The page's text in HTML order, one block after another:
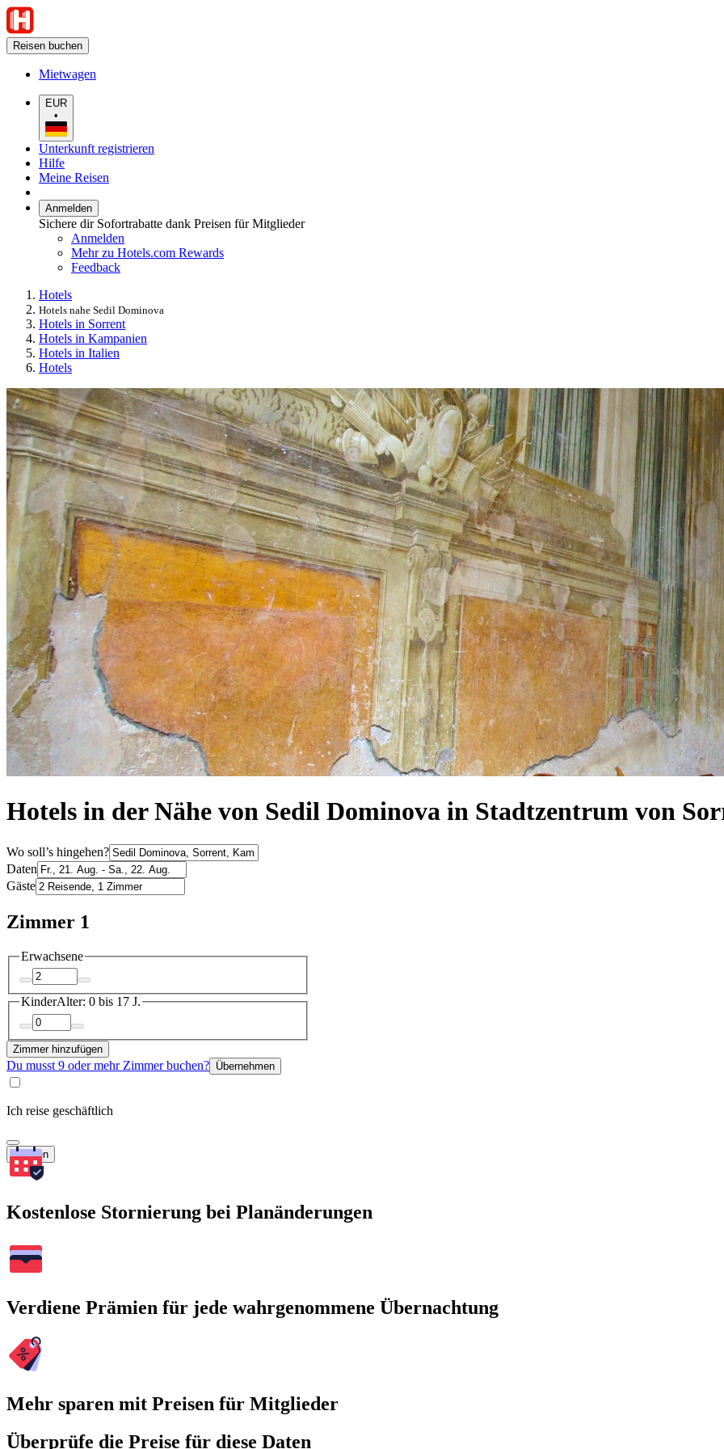
Reisen buchen
Mietwagen
EUR
•
Unterkunft registrieren
Hilfe
Meine Reisen
Anmelden
Sichere dir Sofortrabatte dank Preisen für Mitglieder
Anmelden
Mehr zu Hotels.com Rewards
Feedback
Hotels
Hotels nahe Sedil Dominova
Hotels in Sorrent
Hotels in Kampanien
Hotels in Italien
Hotels
Hotels in der Nähe von Sedil Dominova in Stadtzentrum von
Wo soll’s hingehen?
Daten
Gäste
Zimmer 1
Erwachsene
KinderAlter: 0 bis 17 J.
Zimmer hinzufügen
Du musst 9 oder mehr Zimmer buchen? Übernehmen
Ich reise geschäftlich
Suchen
Kostenlose Stornierung bei Planänderungen
Verdiene Prämien für jede wahrgenommene Übernachtung
Mehr sparen mit Preisen für Mitglieder
Überprüfe die Preise für diese Daten